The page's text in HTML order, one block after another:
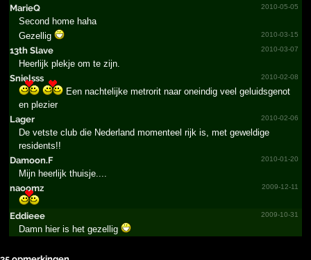
MarieQ
2010-05-05
Second home haha
2010-03-15
Gezellig
13th Slave
2010-03-07
Heerlijk plekje om te zijn.
Snielsss
2010-02-08
Een nachtelijke metrorit naar oneindig veel geluidsgenot
en plezier
Lager
2010-02-06
De vetste club die Nederland momenteel rijk is, met geweldige
residents!!
Damoon.F
2010-01-20
Mijn heerlijk thuisje....
naoomz
2009-12-11
Eddieee 2009-10-31
Damn hier is het gezellig